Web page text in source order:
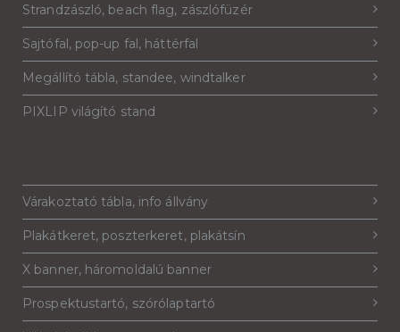
Strandzászló, beach flag, zászlófüzér
Sajtófal, pop-up fal, háttérfal
Megállító tábla, standee, windtalker
PIXLIP világító stand
Várakoztató tábla, info állvány
Plakátkeret, poszterkeret, plakátsín
X banner, háromoldalú banner
Prospektustartó, szórólaptartó